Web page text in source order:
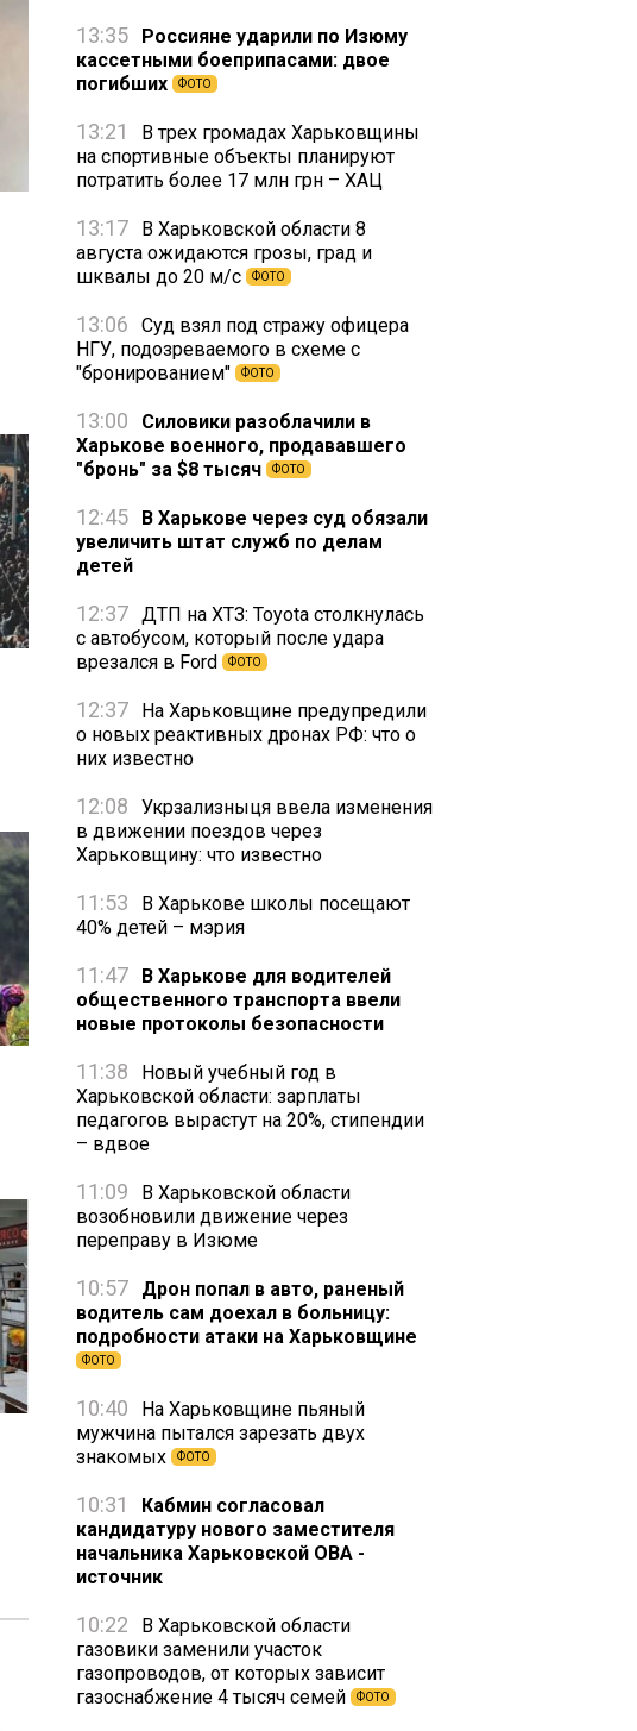
13:35
Россияне ударили по Изюму
кассетными боеприпасами: двое
погибших
ФОТО
13:21
В трех громадах Харьковщины
на спортивные объекты планируют
потратить более 17 млн грн – ХАЦ
13:17
В Харьковской области 8
августа ожидаются грозы, град и
шквалы до 20 м/с
ФОТО
13:06
Суд взял под стражу офицера
НГУ, подозреваемого в схеме с
"бронированием"
ФОТО
13:00
Силовики разоблачили в
Харькове военного, продававшего
"бронь" за $8 тысяч
ФОТО
12:45
В Харькове через суд обязали
увеличить штат служб по делам
детей
12:37 ДТП на ХТЗ: Toyota столкнулась
с автобусом, который после удара
врезался в Ford
ФОТО
12:37
На Харьковщине предупредили
о новых реактивных дронах РФ: что о
них известно
12:08
Укрзализныця ввела изменения
в движении поездов через
Харьковщину: что известно
11:53
В Харькове школы посещают
40% детей – мэрия
11:47
В Харькове для водителей
общественного транспорта ввели
новые протоколы безопасности
11:38
Новый учебный год в
Харьковской области: зарплаты
педагогов вырастут на 20%, стипендии
– вдвое
11:09
В Харьковской области
возобновили движение через
переправу в Изюме
10:57
Дрон попал в авто, раненый
водитель сам доехал в больницу:
подробности атаки на Харьковщине
ФОТО
10:40
На Харьковщине пьяный
мужчина пытался зарезать двух
знакомых
ФОТО
10:31
Кабмин согласовал
кандидатуру нового заместителя
начальника Харьковской ОВА -
источник
10:22
В Харьковской области
газовики заменили участок
газопроводов, от которых зависит
газоснабжение 4 тысяч семей
ФОТО